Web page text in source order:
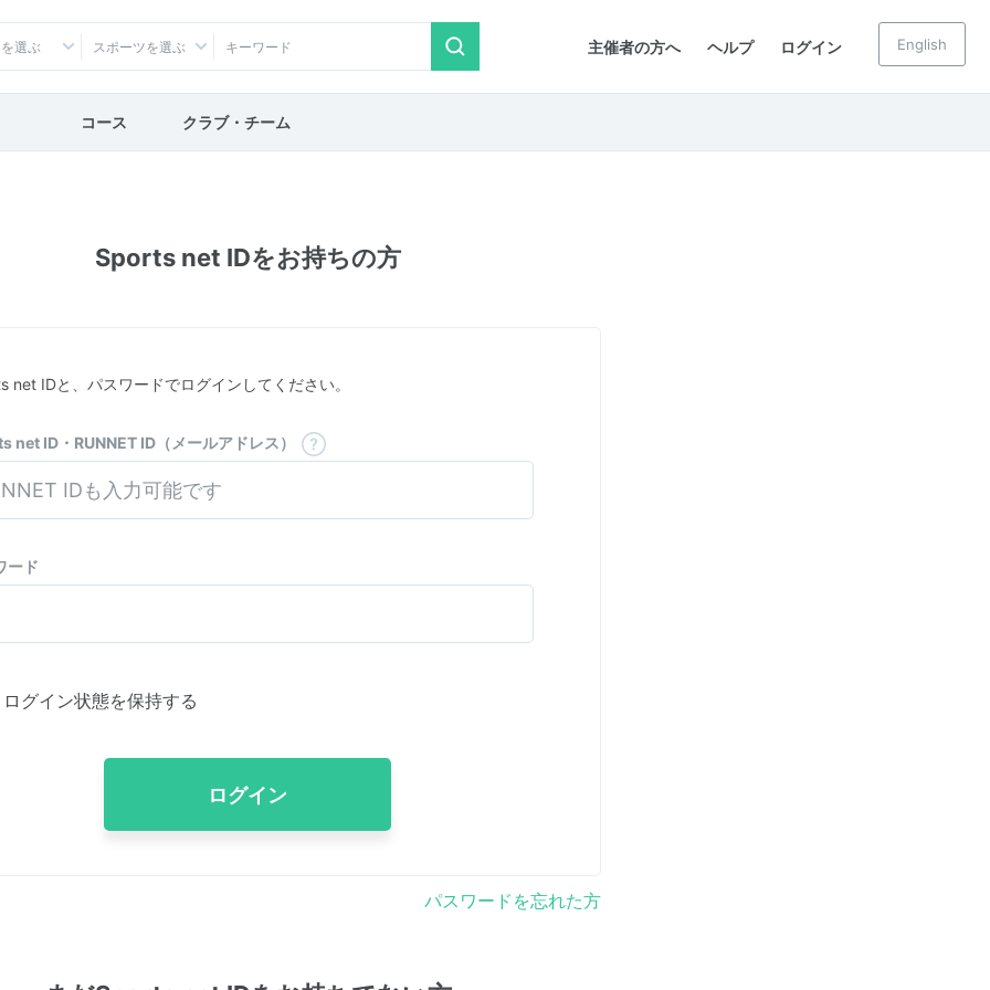
主催者の方へ ヘルプ ログイン
選ぶ スポーツを選ぶ English
コース クラブ・チーム
Sports net IDをお持ちの方
net IDと、パスワードでログインしてください。
net ID・RUNNET ID（メールアドレス）
ード
ログイン状態を保持する
ログイン
パスワードを忘れた方